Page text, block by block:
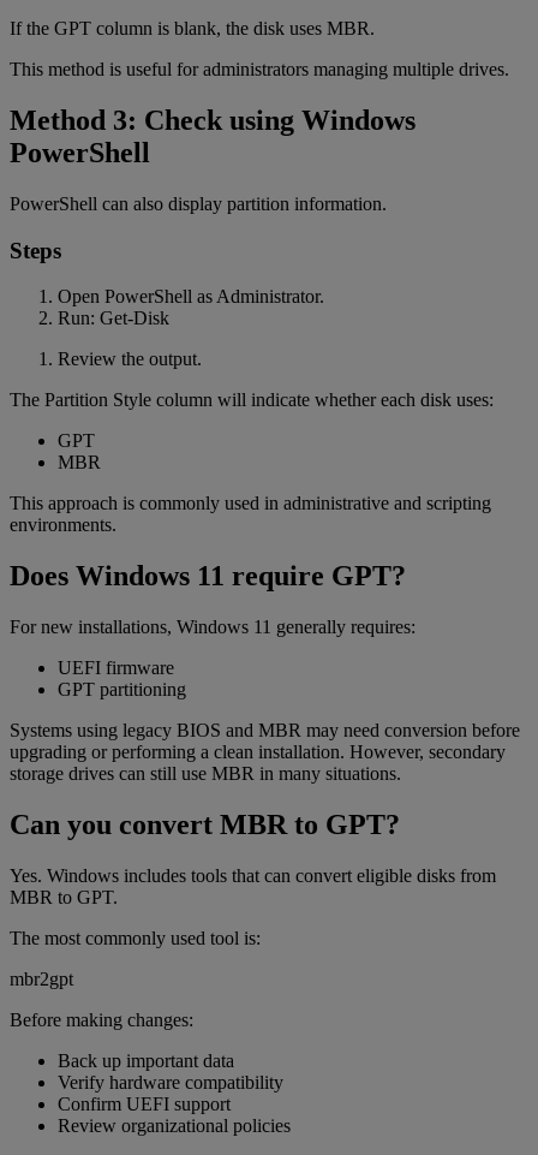
If the GPT column is blank, the disk uses MBR.
This method is useful for administrators managing multiple drives.
Method 3: Check using Windows
PowerShell
PowerShell can also display partition information.
Steps
Open PowerShell as Administrator.
Run: Get-Disk
Review the output.
The Partition Style column will indicate whether each disk uses:
GPT
MBR
This approach is commonly used in administrative and scripting
environments.
Does Windows 11 require GPT?
For new installations, Windows 11 generally requires:
UEFI firmware
GPT partitioning
Systems using legacy BIOS and MBR may need conversion before
upgrading or performing a clean installation. However, secondary
storage drives can still use MBR in many situations.
Can you convert MBR to GPT?
Yes. Windows includes tools that can convert eligible disks from
MBR to GPT.
The most commonly used tool is:
mbr2gpt
Before making changes:
Back up important data
Verify hardware compatibility
Confirm UEFI support
Review organizational policies